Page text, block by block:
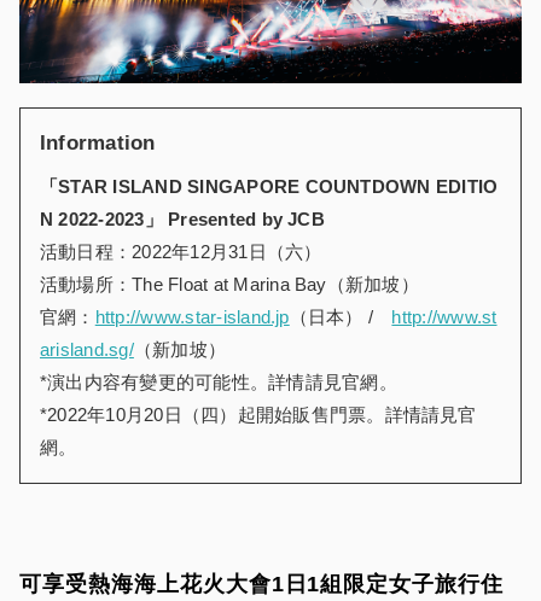
Information
「STAR ISLAND SINGAPORE COUNTDOWN EDITIO
N 2022-2023 」
Presented by JCB
活動日程：2022年12月31日（六）
活動場所：The Float at Marina Bay（新加坡）
官網： http://www.star-island.jp （日本） / http://www.st
arisland.sg/（新加坡）
*演出内容有變更的可能性。詳情請見官網。
*2022年10月20日（四）起開始販售門票。詳情請見官
網。
可享受熱海海上花火大會1日1組限定女子旅行住